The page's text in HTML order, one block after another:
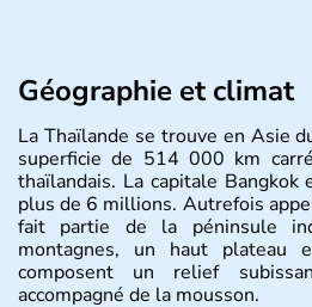
Géographie et climat
La Thaïlande se trouve en Asie
superficie de 514 000 km
thaïlandais. La capitale
plus de 6 millions. Autrefois
fait partie de la péninsule
montagnes, un haut plateau
composent un relief
accompagné de la mousson.